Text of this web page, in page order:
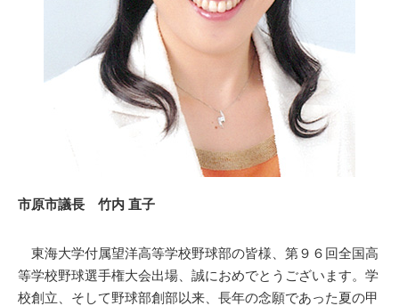
市原市議長 竹内 直子
東海大学付属望洋高等学校野球部の皆様、第９６回全国高
等学校野球選手権大会出場、誠におめでとうございます。学
校創立、そして野球部創部以来、長年の念願であった夏の甲